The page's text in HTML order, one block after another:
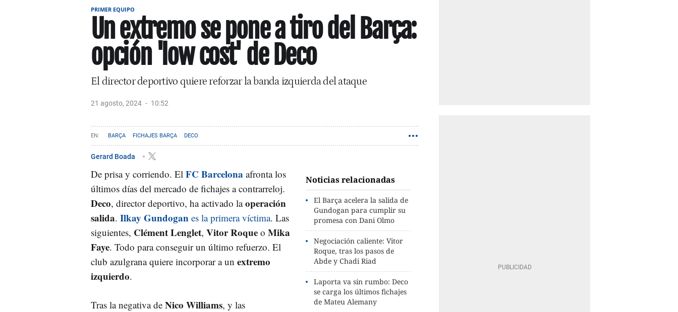
PRIMER EQUIPO
Un extremo se pone a tiro del Barça:
opción 'low cost' de Deco
El director deportivo quiere reforzar la banda izquierda del ataque
21 agosto, 2024 10:52
BARÇA FICHAJES BARÇA DECO
Gerard Boada
Noticias relacionadas
El Barça acelera la salida de
Gundogan para cumplir su
promesa con Dani Olmo
Negociación caliente: Vitor
Roque, tras los pasos de
Abde y Chadi Riad
Laporta va sin rumbo: Deco
se carga los últimos fichajes
de Mateu Alemany
De prisa y corriendo. El FC Barcelona afronta los
últimos días del mercado de fichajes a contrarreloj.
Deco, director deportivo, ha activado laoperación
salida. Ilkay Gundogan es la primera víctima. Las
siguientes, Clément Lenglet, Vitor Roque o Mika
Faye. Todo para conseguir un último refuerzo. El
club azulgrana quiere incorporar a un extremo
izquierdo.
Tras la negativa de Nico Williams, y las